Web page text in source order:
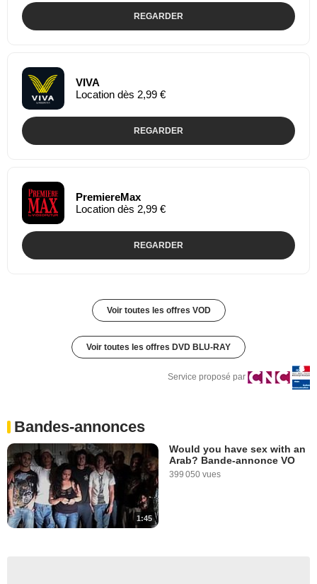
REGARDER
VIVA
Location dès 2,99 €
REGARDER
PremiereMax
Location dès 2,99 €
REGARDER
Voir toutes les offres VOD
Voir toutes les offres DVD BLU-RAY
Service proposé par
Bandes-annonces
1:45
Would you have sex with an
Arab? Bande-annonce VO
399 050 vues